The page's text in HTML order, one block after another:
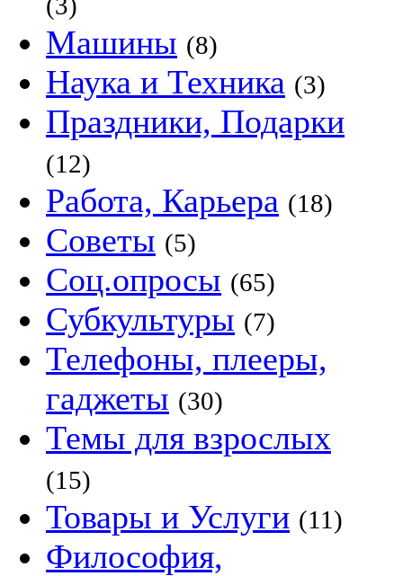
Машины (8)
Наука и Техника (3)
Праздники, Подарки
(12)
Работа, Карьера (18)
Советы (5)
Соц.опросы (65)
Субкультуры (7)
Телефоны, плееры,
гаджеты (30)
Темы для взрослых
(15)
Товары и Услуги (11)
Философия,